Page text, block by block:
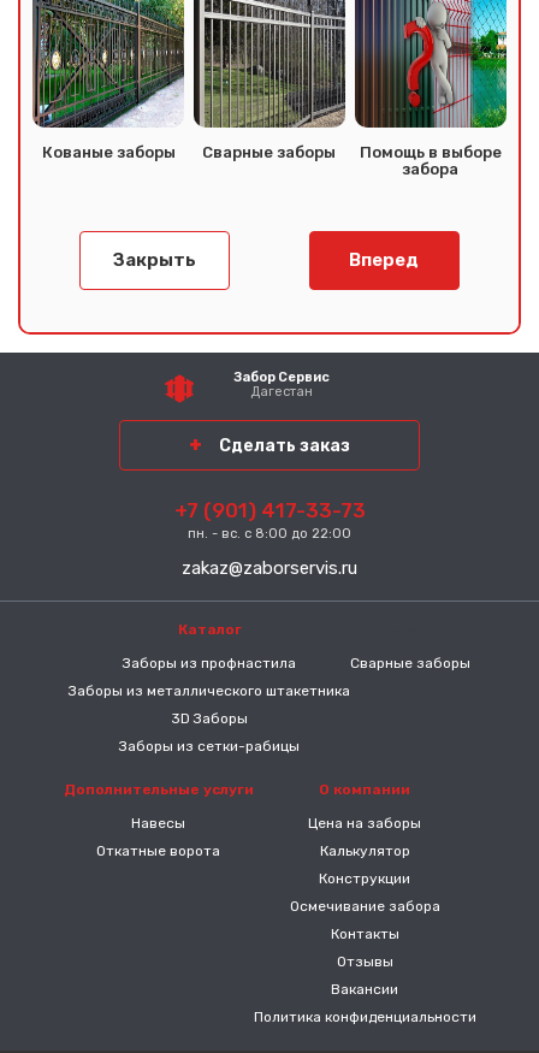
Кованые заборы Сварные заборы
Помощь в выборе
забора
Закрыть Вперед
Забор Сервис
Дагестан
Сделать заказ
+7 (901) 417-33-73
пн. - вс. с 8:00 до 22:00
zakaz@zaborservis.ru
Каталог
Заборы из профнастила
Заборы из металлического штакетника
3D Заборы
Заборы из сетки-рабицы
Сварные заборы
Дополнительные услуги
Навесы
Откатные ворота
О компании
Цена на заборы
Калькулятор
Конструкции
Осмечивание забора
Контакты
Отзывы
Вакансии
Политика конфиденциальности